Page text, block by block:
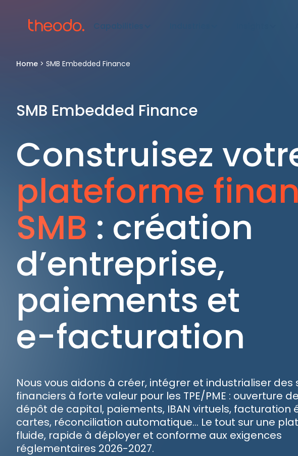
Capabilities
Home > SMB Embedded Finance
SMB Embedded Finance
Construisez
plateforme
SMB : création
d’entreprise,
paiements et
e-facturation
Nous vous aidons à créer, intégrer et industrialiser des
financiers à forte valeur pour les TPE/PME : ouverture
dépôt de capital, paiements, IBAN virtuels, facturation
cartes, réconciliation automatique… Le tout sur une
fluide, rapide à déployer et conforme aux exigences
réglementaires 2026-2027.